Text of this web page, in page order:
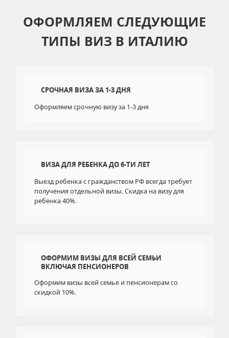
ОФОРМЛЯЕМ СЛЕДУЮЩИЕ
ТИПЫ ВИЗ В ИТАЛИЮ
СРОЧНАЯ ВИЗА ЗА 1-3 ДНЯ
Оформляем срочную визу за 1-3 дня
ВИЗА ДЛЯ РЕБЕНКА ДО 6-ТИ ЛЕТ
Выезд ребенка с гражданством РФ всегда требует
получения отдельной визы. Скидка на визу для
ребенка 40%.
ОФОРМИМ ВИЗЫ ДЛЯ ВСЕЙ СЕМЬИ
ВКЛЮЧАЯ ПЕНСИОНЕРОВ
Оформим визы всей семье и пенсионерам со
скидкой 10%.